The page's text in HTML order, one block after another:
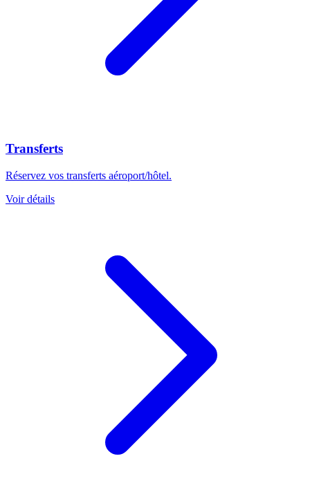
Transferts
Réservez vos transferts aéroport/hôtel.
Voir détails